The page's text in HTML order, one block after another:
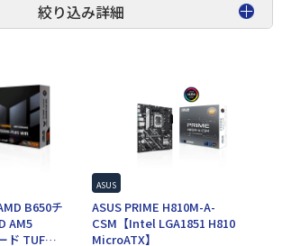
絞り込み詳細
B650チ
AM5
ド TUF
ASUS
ASUS PRIME H810M-A-
CSM【Intel LGA1851 H810
MicroATX】